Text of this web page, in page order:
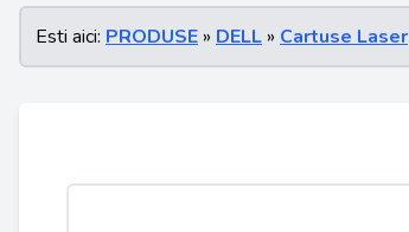
Esti aici: PRODUSE » DELL » Cartuse Laser